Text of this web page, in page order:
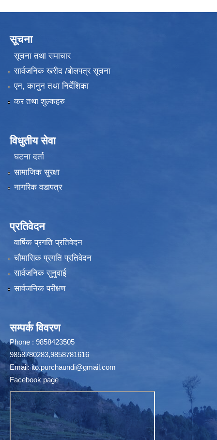
सूचना
सूचना तथा समाचार
सार्वजनिक खरीद /बोलपत्र सूचना
एन, कानुन तथा निर्देशिका
कर तथा शुल्कहरु
विधुतीय सेवा
घटना दर्ता
सामाजिक सुरक्षा
नागरिक वडापत्र
प्रतिवेदन
वार्षिक प्रगति प्रतिवेदन
चौमासिक प्रगति प्रतिवेदन
सार्वजनिक सुनुवाई
सार्वजनिक परीक्षण
सम्पर्क विवरण
Phone : 9858423505
9858780283,9858781616
Email:ito.purchaundi@gmail.com
Facebook page